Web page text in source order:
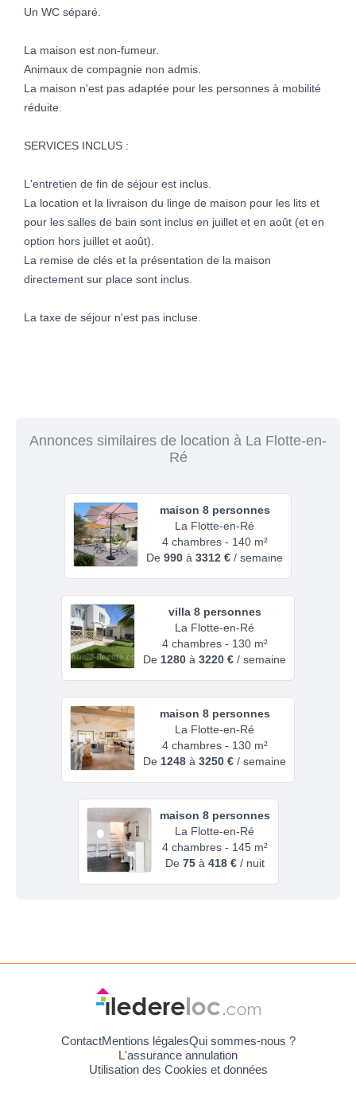
Un WC séparé.
La maison est non-fumeur.
Animaux de compagnie non admis.
La maison n'est pas adaptée pour les personnes à mobilité
réduite.
SERVICES INCLUS :
L'entretien de fin de séjour est inclus.
La location et la livraison du linge de maison pour les lits et
pour les salles de bain sont inclus en juillet et en août (et en
option hors juillet et août).
La remise de clés et la présentation de la maison
directement sur place sont inclus.
La taxe de séjour n'est pas incluse.
Annonces similaires de location à La Flotte-en-
Ré
maison 8 personnes
La Flotte-en-Ré
4 chambres - 140 m²
De 990 à 3312 € / semaine
villa 8 personnes
La Flotte-en-Ré
4 chambres - 130 m²
De 1280 à 3220 € / semaine
maison 8 personnes
La Flotte-en-Ré
4 chambres - 130 m²
De 1248 à 3250 € / semaine
maison 8 personnes
La Flotte-en-Ré
4 chambres - 145 m²
De 75à 418 €/ nuit
ContactMentions légalesQui sommes-nous ?
L'assurance annulation
Utilisation des Cookies et données